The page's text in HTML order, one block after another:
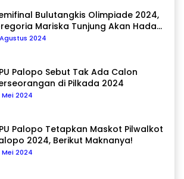
Bulutangkis Olimpiade 2024,
Mariska Tunjung Akan Hadapi
Asal Korea Selatan
2024
Palopo Sebut Tak Ada Calon
di Pilkada 2024
Mei 2024
Palopo Tetapkan Maskot Pilwalkot
2024, Berikut Maknanya!
Mei 2024